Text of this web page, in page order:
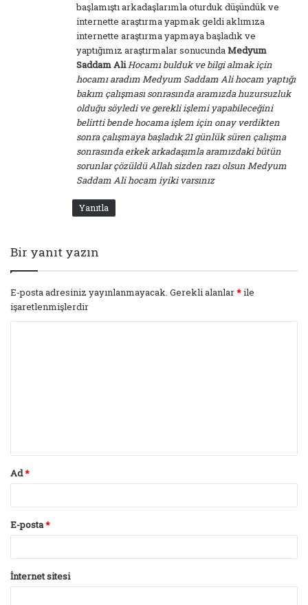
başlamıştı arkadaşlarımla oturduk düşündük ve
internette araştırma yapmak geldi aklımıza
internette araştırma yapmaya başladık ve
yaptığımız araştırmalar sonucundaMedyum
Saddam AliHocamı bulduk ve bilgi almak için
hocamı aradım Medyum Saddam Ali hocam yaptığı
bakım çalışması sonrasında aramızda huzursuzluk
olduğu söyledi ve gerekli işlemi yapabileceğini
belirtti bende hocama işlem için onay verdikten
sonra çalışmaya başladık 21 günlük süren çalışma
sonrasında erkek arkadaşımla aramızdaki bütün
sorunlar çözüldü Allah sizden razı olsun Medyum
Saddam Ali hocam iyiki varsınız
Yanıtla
Bir yanıt yazın
E-posta adresiniz yayınlanmayacak. Gerekli alanlar*ile
işaretlenmişlerdir
Ad*
E-posta*
İnternet sitesi